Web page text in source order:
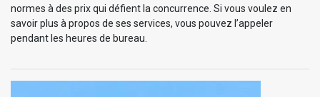
normes à des prix qui défient la concurrence. Si vous voulez en
savoir plus à propos de ses services, vous pouvez l’appeler
pendant les heures de bureau.